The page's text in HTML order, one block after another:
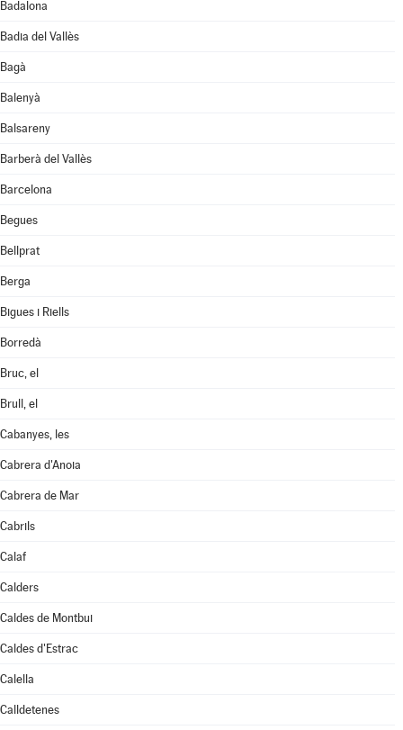
Badalona
Badia del Vallès
Bagà
Balenyà
Balsareny
Barberà del Vallès
Barcelona
Begues
Bellprat
Berga
Bigues i Riells
Borredà
Bruc, el
Brull, el
Cabanyes, les
Cabrera d'Anoia
Cabrera de Mar
Cabrils
Calaf
Calders
Caldes de Montbui
Caldes d'Estrac
Calella
Calldetenes